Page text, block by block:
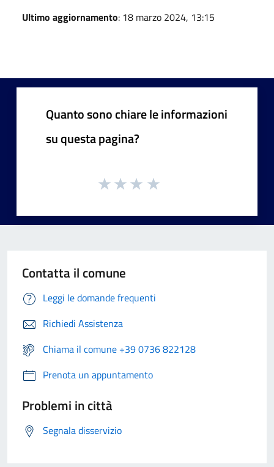
Ultimo aggiornamento: 18 marzo 2024, 13:15
Quanto sono chiare le informazioni
su questa pagina?
Contatta il comune
Leggi le domande frequenti
Richiedi Assistenza
Chiama il comune +39 0736 822128
Prenota un appuntamento
Problemi in città
Segnala disservizio